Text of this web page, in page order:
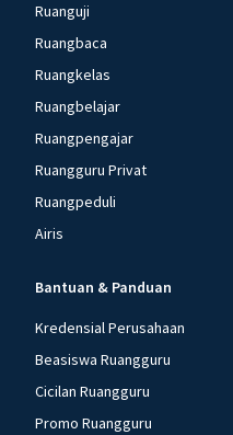
Ruanguji
Ruangbaca
Ruangkelas
Ruangbelajar
Ruangpengajar
Ruangguru Privat
Ruangpeduli
Airis
Bantuan & Panduan
Kredensial Perusahaan
Beasiswa Ruangguru
Cicilan Ruangguru
Promo Ruangguru